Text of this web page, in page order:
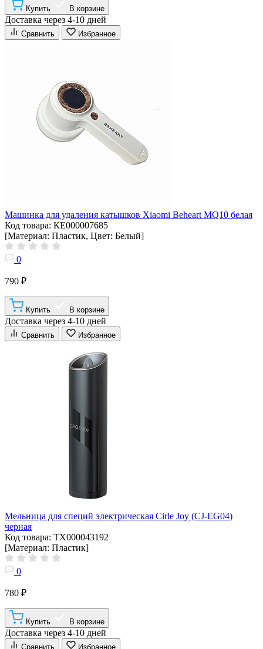
Купить В корзине
Доставка через 4-10 дней
Сравнить Избранное
Машинка для удаления катышков Xiaomi Beheart MQ10 белая
Код товара: КЕ000007685
[Материал: Пластик, Цвет: Белый]
0
790 ₽
Купить В корзине
Доставка через 4-10 дней
Сравнить Избранное
Мельница для специй электрическая Cirle Joy (CJ-EG04)
черная
Код товара: ТХ000043192
[Материал: Пластик]
0
780 ₽
Купить В корзине
Доставка через 4-10 дней
Сравнить Избранное